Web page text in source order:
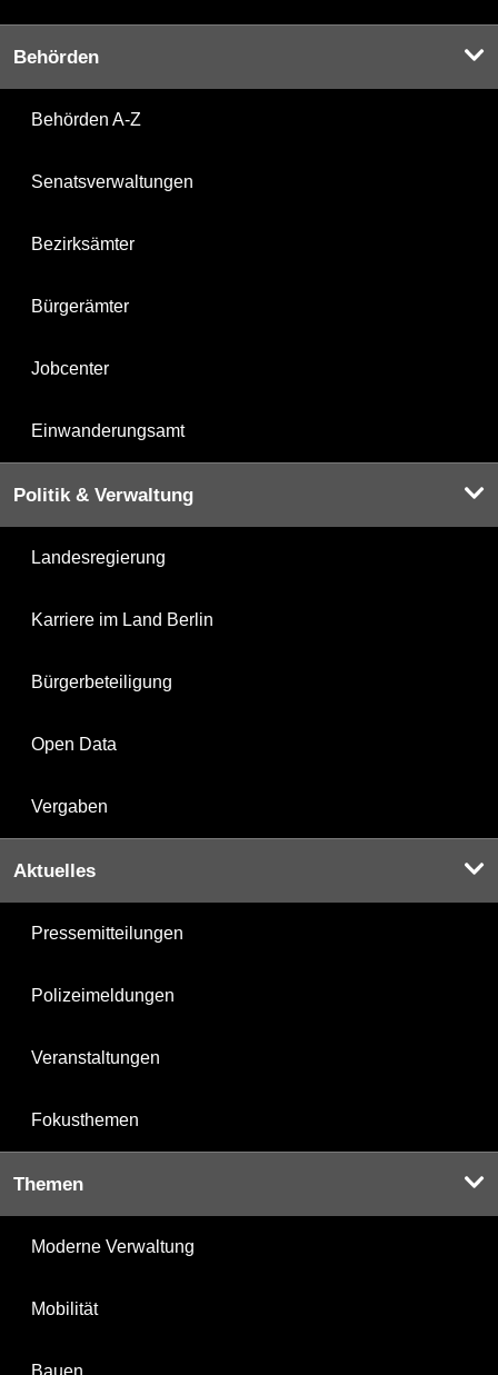
Behörden
Behörden A-Z
Senatsverwaltungen
Bezirksämter
Bürgerämter
Jobcenter
Einwanderungsamt
Politik & Verwaltung
Landesregierung
Karriere im Land Berlin
Bürgerbeteiligung
Open Data
Vergaben
Aktuelles
Pressemitteilungen
Polizeimeldungen
Veranstaltungen
Fokusthemen
Themen
Moderne Verwaltung
Mobilität
Bauen